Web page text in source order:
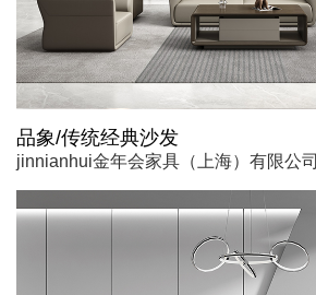
品象/传统经典沙发
jinnianhui金年会家具（上海）有限公司